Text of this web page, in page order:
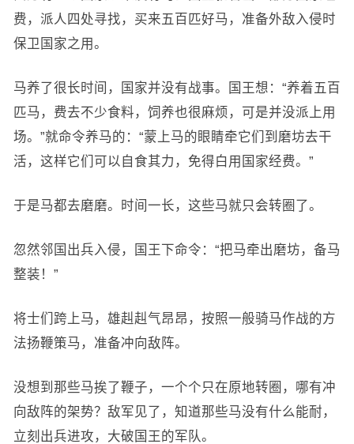
费，派人四处寻找，买来五百匹好马，准备外敌入侵时
保卫国家之用。
马养了很长时间，国家并没有战事。国王想：“养着五百
匹马，费去不少食料，饲养也很麻烦，可是并没派上用
场。”就命令养马的：“蒙上马的眼睛牵它们到磨坊去干
活，这样它们可以自食其力，免得白用国家经费。”
于是马都去磨磨。时间一长，这些马就只会转圈了。
忽然邻国出兵入侵，国王下命令：“把马牵出磨坊，备马
整装！”
将士们跨上马，雄赳赳气昂昂，按照一般骑马作战的方
法扬鞭策马，准备冲向敌阵。
没想到那些马挨了鞭子，一个个只在原地转圈，哪有冲
向敌阵的架势？敌军见了，知道那些马没有什么能耐，
立刻出兵进攻，大破国王的军队。